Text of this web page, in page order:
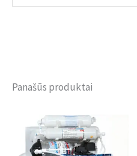
Panašūs produktai